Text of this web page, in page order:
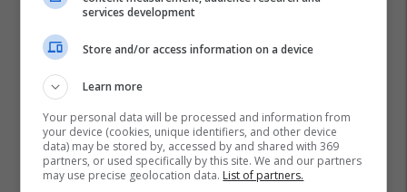
services development
Store and/or access information on a device
Learn more
Your personal data will be processed and information from
your device (cookies, unique identifiers, and other device
data) may be stored by, accessed by and shared with 369
partners, or used specifically by this site. We and our partners
may use precise geolocation data. List of partners.